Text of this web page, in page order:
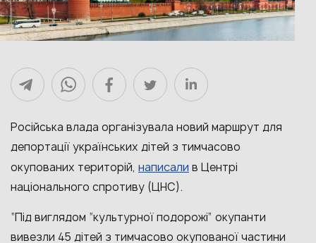
Російська влада організувала новий маршрут для
депортації українських дітей з тимчасово
окупованих територій, написали в Центрі
національного спротиву (ЦНС).
“Під виглядом “культурної подорожі” окупанти
вивезли 45 дітей з тимчасово окупованої частини